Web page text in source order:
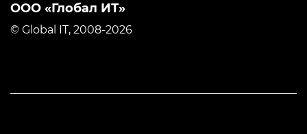
ООО «Глобал ИТ»
© Global IT, 2008-2026